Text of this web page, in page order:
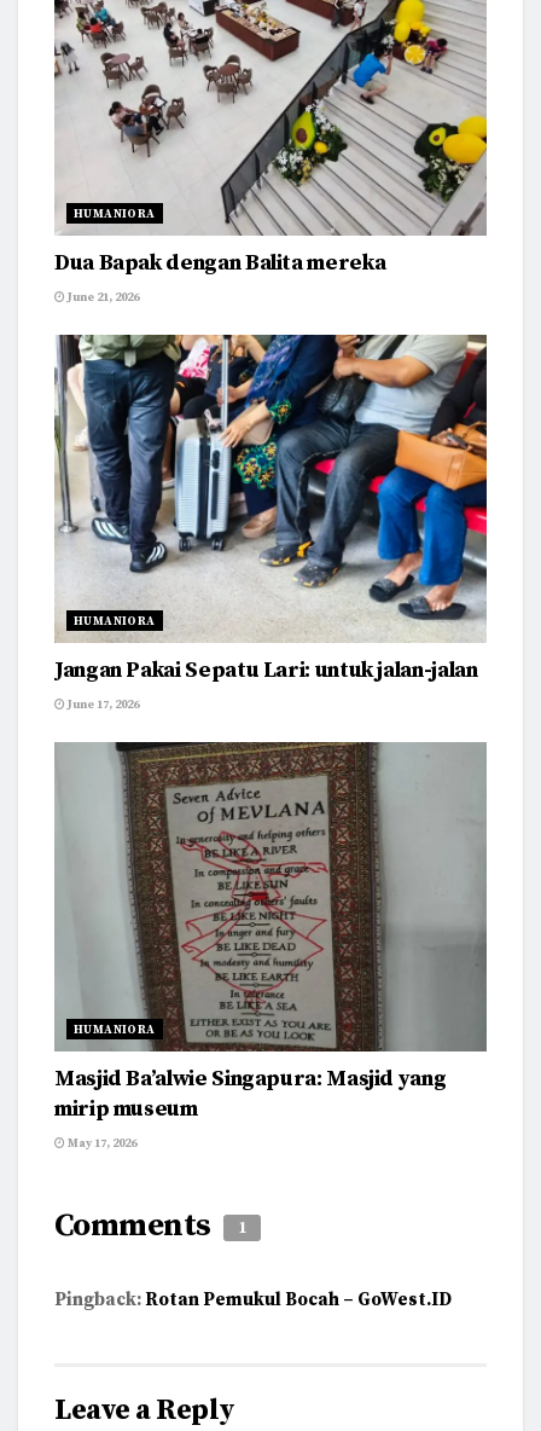
HUMANIORA
Dua Bapak dengan Balita mereka
June 21, 2026
HUMANIORA
Jangan Pakai Sepatu Lari: untuk jalan-jalan
June 17, 2026
HUMANIORA
Masjid Ba’alwie Singapura: Masjid yang
mirip museum
May 17, 2026
Comments 1
Pingback:Rotan Pemukul Bocah – GoWest.ID
Leave a Reply